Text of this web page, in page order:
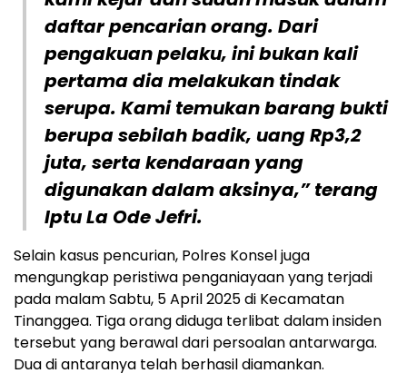
daftar pencarian orang. Dari
pengakuan pelaku, ini bukan kali
pertama dia melakukan tindak
serupa. Kami temukan barang bukti
berupa sebilah badik, uang Rp3,2
juta, serta kendaraan yang
digunakan dalam aksinya,” terang
Iptu La Ode Jefri.
Selain kasus pencurian, Polres Konsel juga
mengungkap peristiwa penganiayaan yang terjadi
pada malam Sabtu, 5 April 2025 di Kecamatan
Tinanggea. Tiga orang diduga terlibat dalam insiden
tersebut yang berawal dari persoalan antarwarga.
Dua di antaranya telah berhasil diamankan.